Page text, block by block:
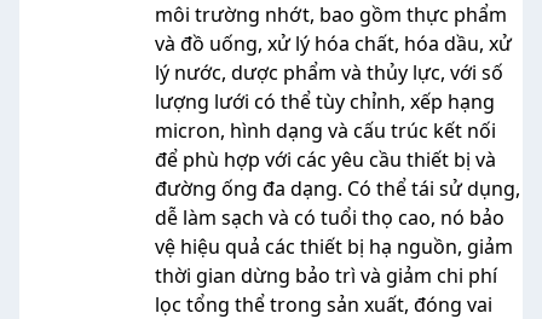
môi trường nhớt, bao gồm thực phẩm
và đồ uống, xử lý hóa chất, hóa dầu, xử
lý nước, dược phẩm và thủy lực, với số
lượng lưới có thể tùy chỉnh, xếp hạng
micron, hình dạng và cấu trúc kết nối
để phù hợp với các yêu cầu thiết bị và
đường ống đa dạng. Có thể tái sử dụng,
dễ làm sạch và có tuổi thọ cao, nó bảo
vệ hiệu quả các thiết bị hạ nguồn, giảm
thời gian dừng bảo trì và giảm chi phí
lọc tổng thể trong sản xuất, đóng vai